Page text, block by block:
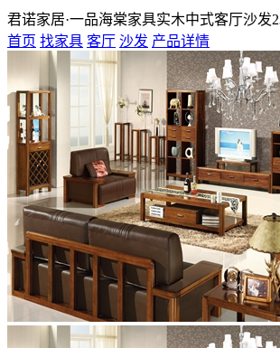
君诺家居·一品海棠家具实木中式客厅沙发
首页 找家具 客厅 沙发 产品详情